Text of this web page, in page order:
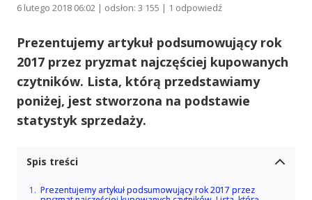
6 lutego 2018 06:02 | odsłon: 3 155 | 1 odpowiedź
Prezentujemy artykuł podsumowujący rok
2017 przez pryzmat najczęściej kupowanych
czytników. Lista, którą przedstawiamy
poniżej, jest stworzona na podstawie
statystyk sprzedaży.
Spis treści
Prezentujemy artykuł podsumowujący rok 2017 przez